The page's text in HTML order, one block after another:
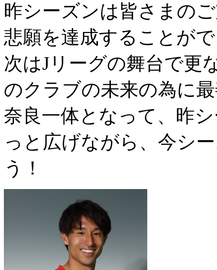
昨シーズンは皆さまの
悲願を達成することが
次はJリーグの舞台で更
のクラブの未来の為に
奈良一体となって、昨
っと広げながら、今シ
う！